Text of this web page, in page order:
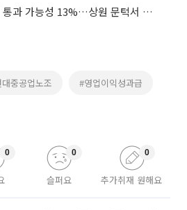
美 클래리티 법안 연내 통과 가능성 13%…상원 문턱서 제동
중공업노조 #영업이익성과급
0
슬퍼요
0
추가취재 원해요
0